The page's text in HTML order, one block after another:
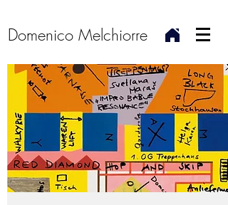
Domenico Melchiorre